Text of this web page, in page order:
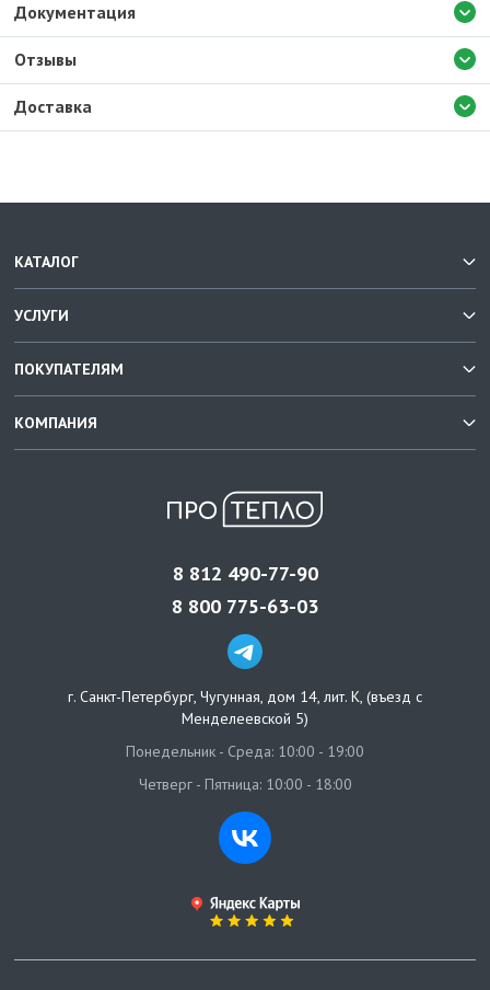
Доставка
Документация
Отзывы
КАТАЛОГ
УСЛУГИ
ПОКУПАТЕЛЯМ
КОМПАНИЯ
8 812 490-77-90
8 800 775-63-03
г. Санкт-Петербург, Чугунная, дом 14, лит. К, (въезд с
Менделеевской 5)
Понедельник - Среда: 10:00 - 19:00
Четверг - Пятница: 10:00 - 18:00